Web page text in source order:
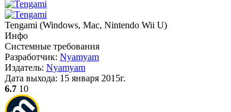
Tengami (Windows, Mac, Nintendo Wii U)
Инфо
Системные требования
Разработчик: Nyamyam
Издатель: Nyamyam
Дата выхода: 15 января 2015г.
6.7 10